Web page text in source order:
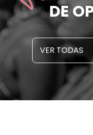
DE
VER TODAS
em cada 6 já sofreu
E PESQUISAS
novembro, 2021